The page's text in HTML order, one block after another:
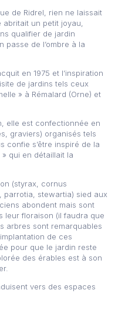
de Ridrel, rien ne laissait
un petit joyau,
qualifier de jardin
passe de l’ombre à la
en 1975 et l’inspiration
de jardins tels ceux
» à Rémalard (Orne) et
elle est confectionnée en
graviers) organisés tels
confie s’être inspiré de la
qui en détaillait la
(styrax, cornus
parrotia, stewartia) sied aux
abondent mais sont
leur floraison (il faudra que
arbres sont remarquables
de ces
pour que le jardin reste
des érables est à son
vers des espaces